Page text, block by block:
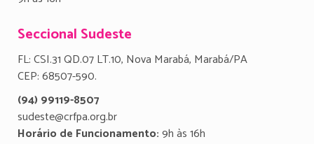
Seccional Sudeste
FL: CSI.31 QD.07 LT.10, Nova Marabá, Marabá/PA
CEP: 68507-590.
(94) 99119-8507
sudeste@crfpa.org.br
Horário de Funcionamento:9h às 16h